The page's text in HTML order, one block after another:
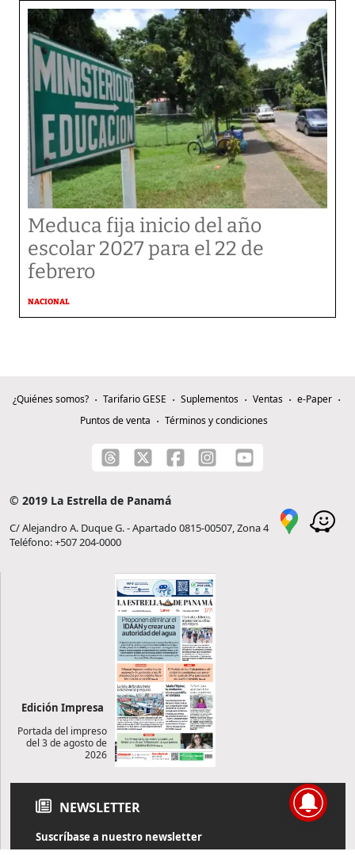
Meduca fija inicio del año
escolar 2027 para el 22 de
febrero
NACIONAL
¿Quiénes somos? Tarifario GESE Suplementos Ventas
e-Paper
Puntos de venta
Términos y condiciones
© 2019 La Estrella de Panamá
C/ Alejandro A. Duque G. - Apartado 0815-00507, Zona 4
Teléfono: +507 204-0000
Edición Impresa
Portada del impreso
del 3 de agosto de
2026
NEWSLETTER
Suscríbase a nuestro newsletter